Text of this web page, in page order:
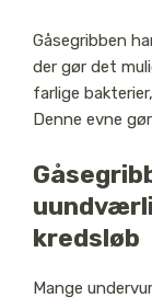
Gåsegribben
der gør det
farlige
Denne evne
kredsløb
Mange